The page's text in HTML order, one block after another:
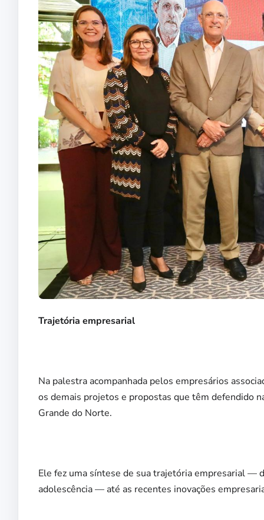
Trajetória empresarial
Na palestra acompanhada pelos empresários
os demais projetos e propostas que têm defendido
Grande do Norte.
Ele fez uma síntese de sua trajetória empresarial —
adolescência — até as recentes inovações